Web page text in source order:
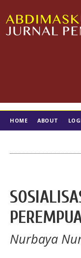
HOME ABOUT
Nurbaya